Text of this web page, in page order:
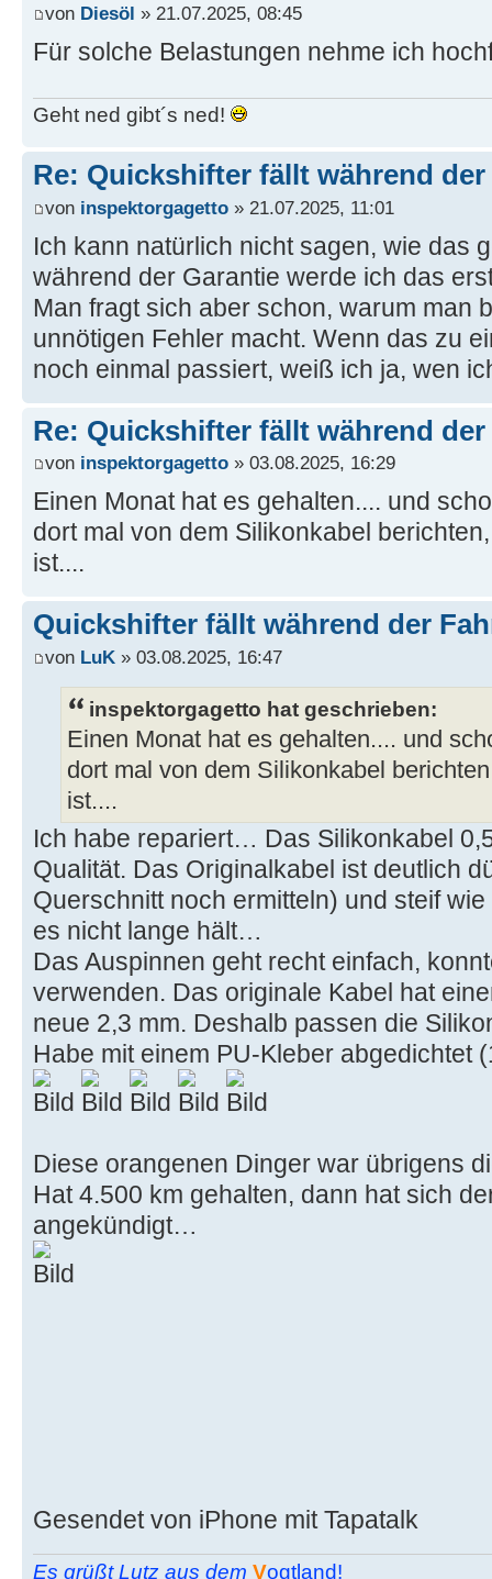
von Diesöl » 21.07.2025, 08:45
Für solche Belastungen nehme ich
Geht ned gibt´s ned!
Re: Quickshifter fällt während
von inspektorgagetto » 21.07.2025, 11:01
Ich kann natürlich nicht sagen, wie das
während der Garantie werde ich das
Man fragt sich aber schon, warum man
unnötigen Fehler macht. Wenn das zu
noch einmal passiert, weiß ich ja, wen
Re: Quickshifter fällt während
von inspektorgagetto » 03.08.2025, 16:29
Einen Monat hat es gehalten.... und
dort mal von dem Silikonkabel
ist....
Quickshifter fällt während der
von LuK » 03.08.2025, 16:47
inspektorgagetto hat geschrieben:
Einen Monat hat es gehalten.... und
dort mal von dem Silikonkabel
ist....
Ich habe repariert… Das Silikonkabel
Qualität. Das Originalkabel ist deutlich
Querschnitt noch ermitteln) und steif
es nicht lange hält…
Das Auspinnen geht recht einfach,
verwenden. Das originale Kabel hat
neue 2,3 mm. Deshalb passen die
Habe mit einem PU-Kleber abgedichtet
Diese orangenen Dinger war übrigens
Hat 4.500 km gehalten, dann hat sich
angekündigt…
Gesendet von iPhone mit Tapatalk
Es grüßt Lutz aus dem Vogtland!